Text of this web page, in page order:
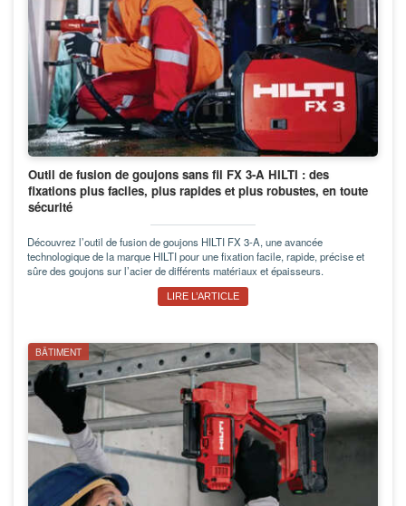
Outil de fusion de goujons sans fil FX 3-A HILTI : des
fixations plus faciles, plus rapides et plus robustes, en toute
sécurité
Découvrez l’outil de fusion de goujons HILTI FX 3-A, une avancée
technologique de la marque HILTI pour une fixation facile, rapide, précise et
sûre des goujons sur l’acier de différents matériaux et épaisseurs.
LIRE L’ARTICLE
BÂTIMENT